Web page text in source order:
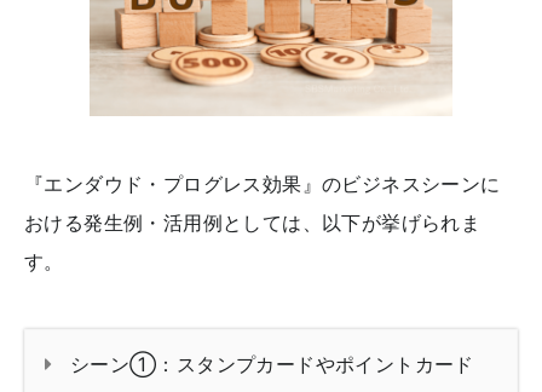
『エンダウド・プログレス効果』のビジネスシーンに
おける発生例・活用例としては、以下が挙げられま
す。
シーン①：スタンプカードやポイントカード